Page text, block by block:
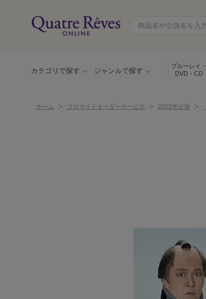
カテゴリで探す ジャンルで探す
ブルーレイ・
DVD・CD
ホーム > ブロマイドオーダーサービス > 2022年公演 >